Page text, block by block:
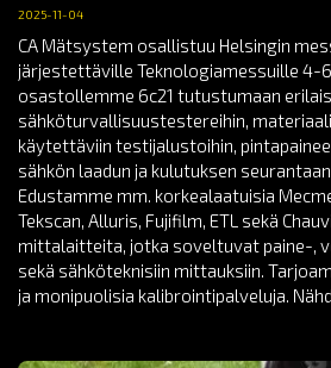
2025-11-04
CA Mätsystem osallistuu Helsingin
järjestettäville Teknologiamessuille 4-
osastollemme 6c21 tutustumaan
sähköturvallisuustestereihin,
käytettäviin testijalustoihin,
sähkön laadun ja kulutuksen
Edustamme mm. korkealaatuisia
Tekscan, Alluris, Fujifilm, ETL sekä
mittalaitteita, jotka soveltuvat paine-,
sekä sähköteknisiin mittauksiin.
ja monipuolisia kalibrointipalveluja.